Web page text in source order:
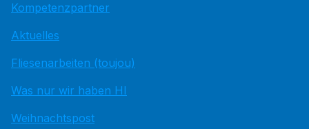
Kompetenzpartner
Aktuelles
Fliesenarbeiten (toujou)
Was nur wir haben HI
Weihnachtspost